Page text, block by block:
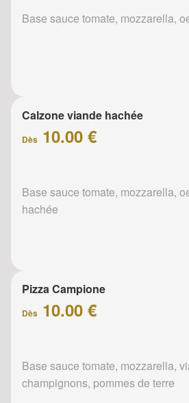
Base sauce tomate, mozzarella,
Calzone viande hachée
Dès 10.00 €
Base sauce tomate, mozzarella,
hachée
Pizza Campione
Dès 10.00 €
Base sauce tomate, mozzarella,
champignons, pommes de terre